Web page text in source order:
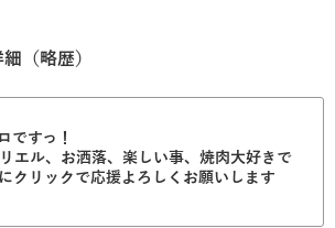
（略歴）
ですっ！
エル、お洒落、楽しい事、焼肉大好きで
クリックで応援よろしくお願いします